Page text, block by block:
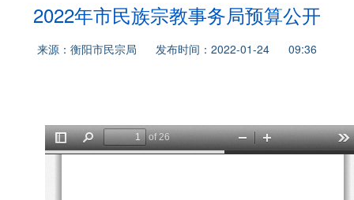
2022年市民族宗教事务局预算公开
来源：衡阳市民宗局 发布时间：2022-01-24 09:36